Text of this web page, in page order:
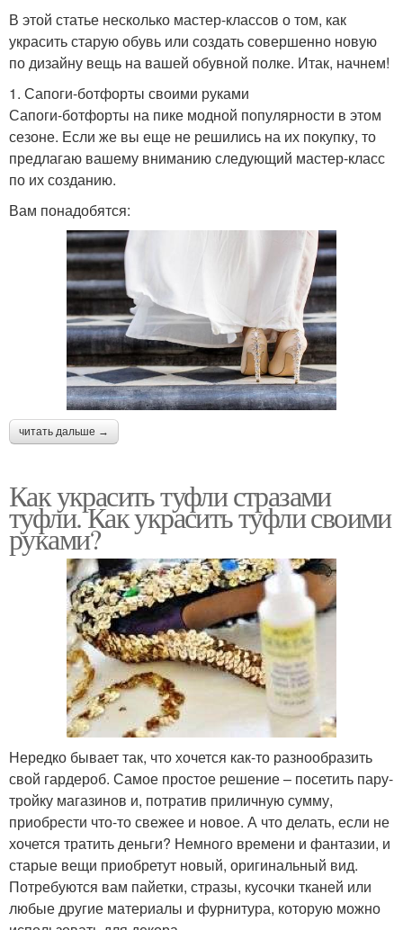
В этой статье несколько мастер-классов о том, как
украсить старую обувь или создать совершенно новую
по дизайну вещь на вашей обувной полке. Итак, начнем!
1. Сапоги-ботфорты своими руками
Сапоги-ботфорты на пике модной популярности в этом
сезоне. Если же вы еще не решились на их покупку, то
предлагаю вашему вниманию следующий мастер-класс
по их созданию.
Вам понадобятся:
читать дальше →
Как украсить туфли стразами
туфли. Как украсить туфли своими
руками?
Нередко бывает так, что хочется как-то разнообразить
свой гардероб. Самое простое решение – посетить пару-
тройку магазинов и, потратив приличную сумму,
приобрести что-то свежее и новое. А что делать, если не
хочется тратить деньги? Немного времени и фантазии, и
старые вещи приобретут новый, оригинальный вид.
Потребуются вам пайетки, стразы, кусочки тканей или
любые другие материалы и фурнитура, которую можно